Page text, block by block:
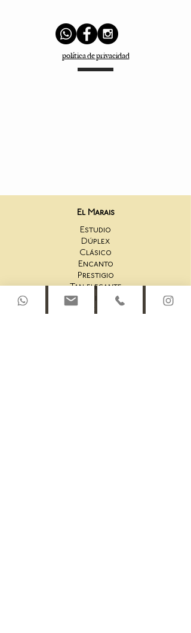
política de privacidad
El Marais
Estudio
Dúplex
Clásico
Encanto
Prestigio
Tan elegante
Único
Sala de fitness